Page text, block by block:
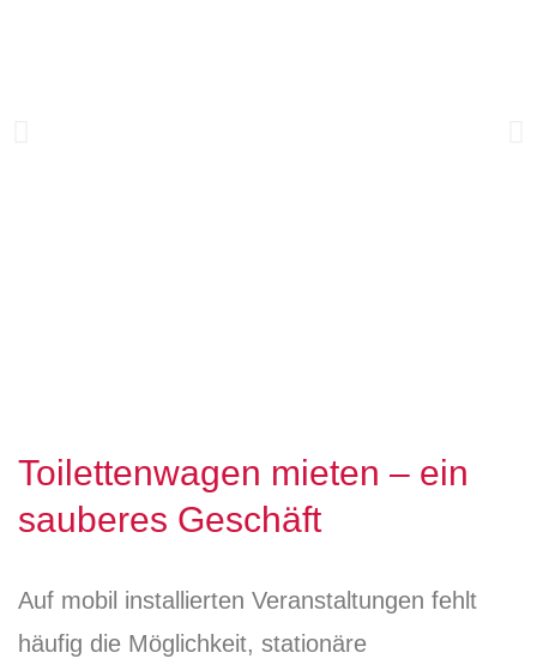
Toilettenwagen mieten – ein
sauberes Geschäft
Auf mobil installierten Veranstaltungen fehlt
häufig die Möglichkeit, stationäre